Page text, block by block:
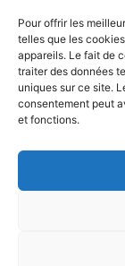
Pour offrir les
telles que les
appareils. Le fait de
traiter des données
uniques sur ce site.
consentement peut
et fonctions.
21 juillet 2024